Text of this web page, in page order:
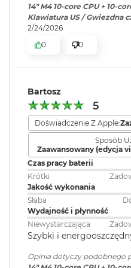
i
r
K
c
o
w
a
P
o
ś
w
i
a
a
M
c
zewnętrzne.
WBUDOWANE
PRYWATNOŚCI
W razie zgubienia lub
zaszyfrowane i nikt poza
dodatkową ochronę
aktualizacje
Wyświetlacz
Dźwięk:
Czytnik kart
pamięci:
TAK
Karta sieciowa
bezprzewodowa
WLAN:
Wi-Fi
Kamera
internetowa
14" M4 10-core CPU + 10-
Klawiatura US / Gwiezdna
2/24/2026
0
0
Bartosz
5
Doświadczenie Z Apple:
Sposób
Zaawansowany (edycja
Czas pracy baterii
Krótki
Jakość wykonania
Słaba
Wydajność i płynność
Niewystarczająca
Szybki i
Opinia dotyczy podobnego